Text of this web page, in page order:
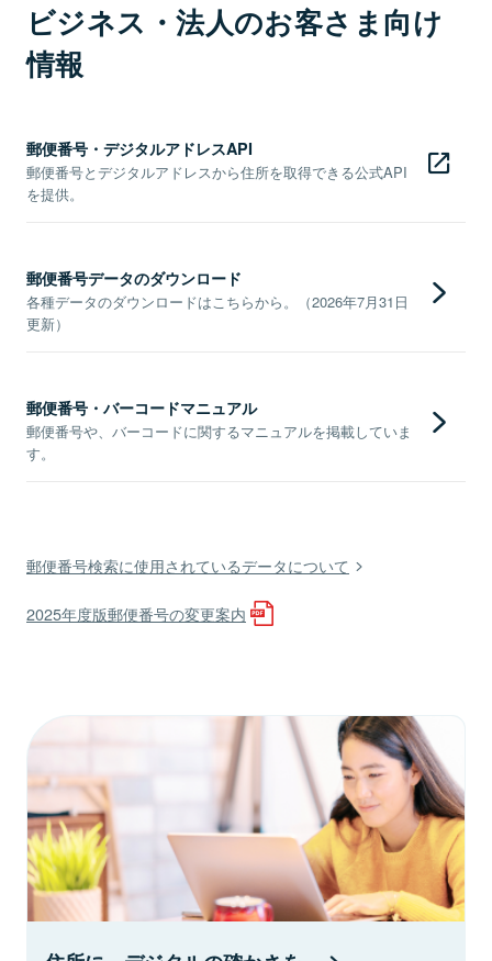
ビジネス・法人のお客さま向け
情報
郵便番号・デジタルアドレスAPI
郵便番号とデジタルアドレスから住所を取得できる公式API
を提供。
郵便番号データのダウンロード
各種データのダウンロードはこちらから。（2026年7月31日
更新）
郵便番号・バーコードマニュアル
郵便番号や、バーコードに関するマニュアルを掲載していま
す。
郵便番号検索に使用されているデータについて
2025年度版郵便番号の変更案内